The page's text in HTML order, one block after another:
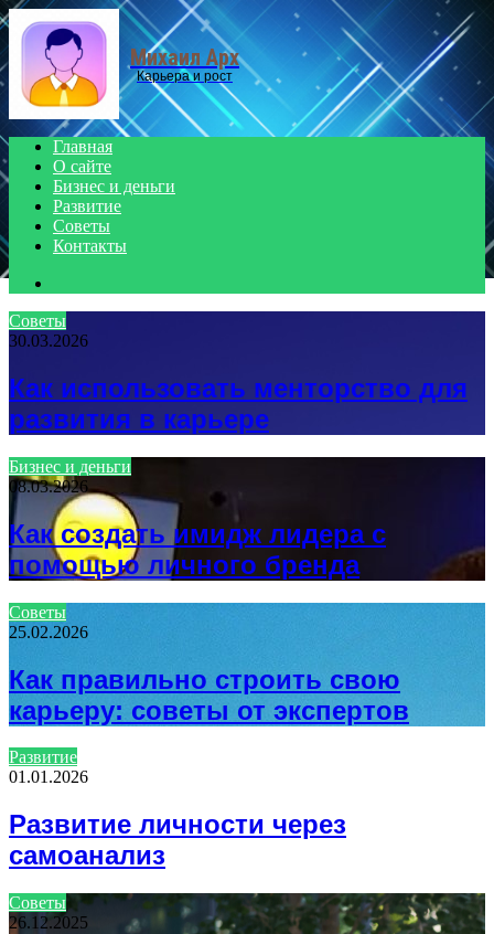
Menu
Михаил Арх
Карьера и рост
Главная
О сайте
Бизнес и деньги
Развитие
Советы
Контакты
Советы
30.03.2026
Как использовать менторство для
развития в карьере
Бизнес и деньги
08.03.2026
Как создать имидж лидера с
помощью личного бренда
Советы
25.02.2026
Как правильно строить свою
карьеру: советы от экспертов
Развитие
01.01.2026
Развитие личности через
самоанализ
Советы
26.12.2025